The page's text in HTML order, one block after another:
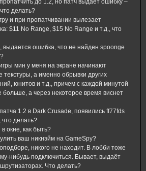
до 1.2, но патч выдает ошибку –
делать?
и при пропатчивании вылезает
$11 No Range, $15 No Range и т.д., что
выдается ошибка, что не найден spoonge
мин у меня на экране начинают
текстуры, а именно обрывки других
юнитов и т.д., причем с каждой минутой
больше, а через некоторое время виснет
1.2 в Dark Crusade, появились ff77fds
делать?
окне, как быть?
ваш никнэйм на GameSpy?
никого не находит. В лобби тоже
нибудь подключиться. Бывает, выдаёт
Что делать?